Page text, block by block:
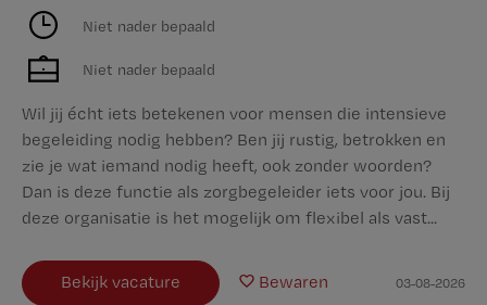
Niet nader bepaald
Niet nader bepaald
Wil jij écht iets betekenen voor mensen die intensieve
begeleiding nodig hebben? Ben jij rustig, betrokken en
zie je wat iemand nodig heeft, ook zonder woorden?
Dan is deze functie als zorgbegeleider iets voor jou. Bij
deze organisatie is het mogelijk om flexibel als vast...
Bekijk vacature Bewaren 03-08-2026